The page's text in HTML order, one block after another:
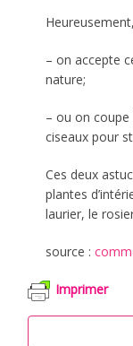
– on accepte
nature;
– ou on
ciseaux pour
Ces deux
plantes
laurier, le
source :
Imprimer